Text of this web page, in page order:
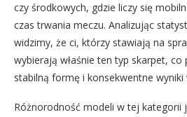
czy środkowych, gdzie liczy się
czas trwania meczu. Analizując
widzimy, że ci, którzy stawiają na
wybierają właśnie ten typ skarpet, co
stabilną formę i konsekwentne wyniki
Różnorodność modeli w tej kategorii